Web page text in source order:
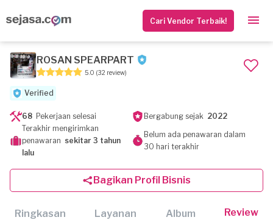
Cari Vendor Terbaik!
ROSAN SPEARPART
5.0 (32 review)
Verified
68 Pekerjaan selesai Bergabung sejak 2022
Terakhir mengirimkan
penawaran sekitar 3 tahun
lalu
Belum ada penawaran dalam
30 hari terakhir
Bagikan Profil Bisnis
Ringkasan Layanan Album Review